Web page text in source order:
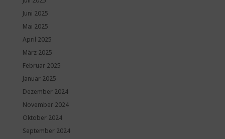
Juni 2025
Mai 2025
April 2025
März 2025
Februar 2025
Januar 2025
Dezember 2024
November 2024
Oktober 2024
September 2024